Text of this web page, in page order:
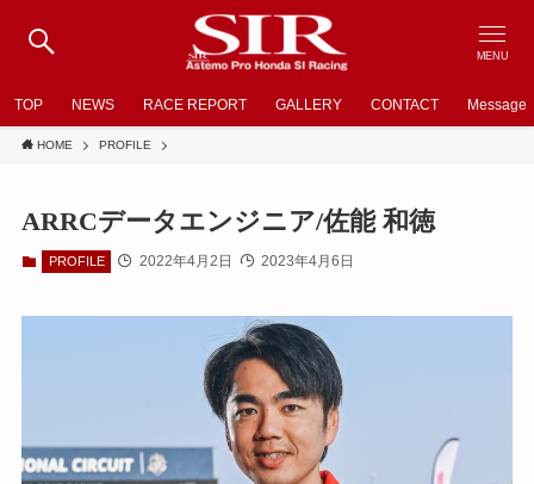
MENU
TOP NEWS RACE REPORT GALLERY CONTACT Message
HOME PROFILE
ARRCデータエンジニア/佐能 和徳
PROFILE 2022年4月2日 2023年4月6日